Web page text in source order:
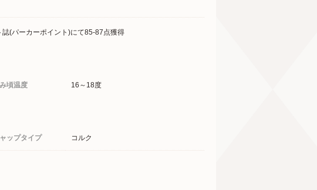
誌(パーカーポイント)にて85-87点獲得
頃温度 16～18度
ップタイプ コルク